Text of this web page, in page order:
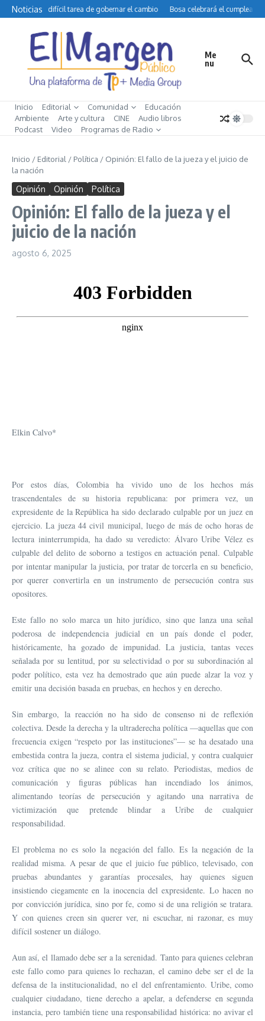
Saltar al contenido
Noticias
Petro y la difícil tarea de gobernar el cambio Bosa celebrará el
Me
nu
Inicio Editorial Comunidad
Educación
Ambiente
Arte y cultura CINE
Audio libros
Podcast
Video Programas de Radio
Inicio / Editorial / Política / Opinión: El fallo de la jueza y el juicio de
la nación
Opinión Opinión Política
Opinión: El fallo de la jueza y el
juicio de la nación
agosto 6, 2025
Elkin Calvo*
Por estos días, Colombia ha vivido uno de los hechos más
trascendentales de su historia republicana: por primera vez, un
expresidente de la República ha sido declarado culpable por un juez en
ejercicio. La jueza 44 civil municipal, luego de más de ocho horas de
lectura ininterrumpida, ha dado su veredicto: Álvaro Uribe Vélez es
culpable del delito de soborno a testigos en actuación penal. Culpable
por intentar manipular la justicia, por tratar de torcerla en su beneficio,
por querer convertirla en un instrumento de persecución contra sus
opositores.
Este fallo no solo marca un hito jurídico, sino que lanza una señal
poderosa de independencia judicial en un país donde el poder,
históricamente, ha gozado de impunidad. La justicia, tantas veces
señalada por su lentitud, por su selectividad o por su subordinación al
poder político, esta vez ha demostrado que aún puede alzar la voz y
emitir una decisión basada en pruebas, en hechos y en derecho.
Sin embargo, la reacción no ha sido de consenso ni de reflexión
colectiva. Desde la derecha y la ultraderecha política —aquellas que con
frecuencia exigen “respeto por las instituciones”— se ha desatado una
embestida contra la jueza, contra el sistema judicial, y contra cualquier
voz crítica que no se alinee con su relato. Periodistas, medios de
comunicación y figuras públicas han incendiado los ánimos,
alimentando teorías de persecución y agitando una narrativa de
victimización que pretende blindar a Uribe de cualquier
responsabilidad.
El problema no es solo la negación del fallo. Es la negación de la
realidad misma. A pesar de que el juicio fue público, televisado, con
pruebas abundantes y garantías procesales, hay quienes siguen
insistiendo ciegamente en la inocencia del expresidente. Lo hacen no
por convicción jurídica, sino por fe, como si de una religión se tratara.
Y con quienes creen sin querer ver, ni escuchar, ni razonar, es muy
difícil sostener un diálogo.
Aun así, el llamado debe ser a la serenidad. Tanto para quienes celebran
este fallo como para quienes lo rechazan, el camino debe ser el de la
defensa de la institucionalidad, no el del enfrentamiento. Uribe, como
cualquier ciudadano, tiene derecho a apelar, a defenderse en segunda
instancia, pero también tiene una responsabilidad histórica: no avivar el